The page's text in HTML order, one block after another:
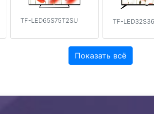
TF-LED65S75T2SU TF-
Показать всё